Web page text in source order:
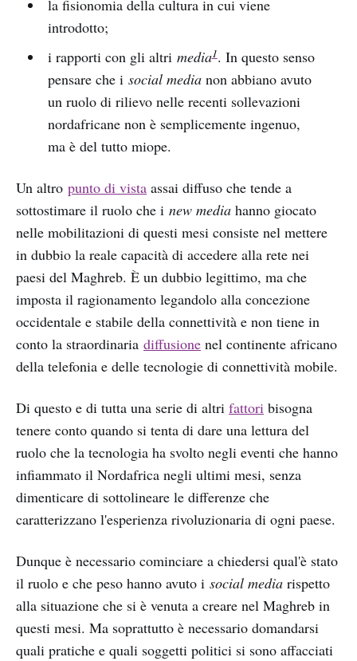
la fisionomia della cultura in cui viene
introdotto;
i rapporti con gli altri media1. In questo senso
pensare che i social medianon abbiano avuto
un ruolo di rilievo nelle recenti sollevazioni
nordafricane non è semplicemente ingenuo,
ma è del tutto miope.
Un altro punto di vista assai diffuso che tende a
sottostimare il ruolo che i new media hanno giocato
nelle mobilitazioni di questi mesi consiste nel mettere
in dubbio la reale capacità di accedere alla rete nei
paesi del Maghreb. È un dubbio legittimo, ma che
imposta il ragionamento legandolo alla concezione
occidentale e stabile della connettività e non tiene in
conto la straordinaria diffusione nel continente africano
della telefonia e delle tecnologie di connettività mobile.
Di questo e di tutta una serie di altri fattori bisogna
tenere conto quando si tenta di dare una lettura del
ruolo che la tecnologia ha svolto negli eventi che hanno
infiammato il Nordafrica negli ultimi mesi, senza
dimenticare di sottolineare le differenze che
caratterizzano l'esperienza rivoluzionaria di ogni paese.
Dunque è necessario cominciare a chiedersi qual'è stato
il ruolo e che peso hanno avuto i social media rispetto
alla situazione che si è venuta a creare nel Maghreb in
questi mesi. Ma soprattutto è necessario domandarsi
quali pratiche e quali soggetti politici si sono affacciati